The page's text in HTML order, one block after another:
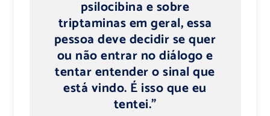
psilocibina e sobre
triptaminas em geral, essa
pessoa deve decidir se quer
ou não entrar no diálogo e
tentar entender o sinal que
está vindo. É isso que eu
tentei.”